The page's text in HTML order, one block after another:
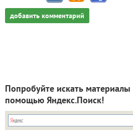
добавить комментарий
Попробуйте искать
помощью Яндекс.Поиск!